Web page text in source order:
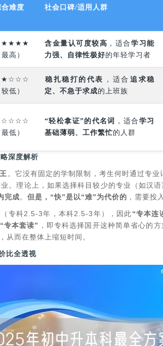
合难度 社会口碑/适用人群
最高）
含金量认可度较高 ‌，适合‌ 学习能
力强、自律性极好‌的年轻学习者
较低）
稳扎稳打的代表 ‌，适合‌ 追求稳
定、不急于求成‌的上班族
最低）
“轻松拿证”的代名词 ‌，适合‌ 学习
基础薄弱、工作繁忙‌的人群
深度解析
。它没有固定的学制限制，考生何时通过专
。理论上，如果选择科目较少的专业（如汉
完成‌。‌ 但是，“快”是以“难”为代价的 ，需要投
‌（专科2.5-3年，本科2.5-3年），因此‌“专本连
“专本套读” ，即专科选择国开这种简单省心的
从而在整体上缩短时间。
比全透视